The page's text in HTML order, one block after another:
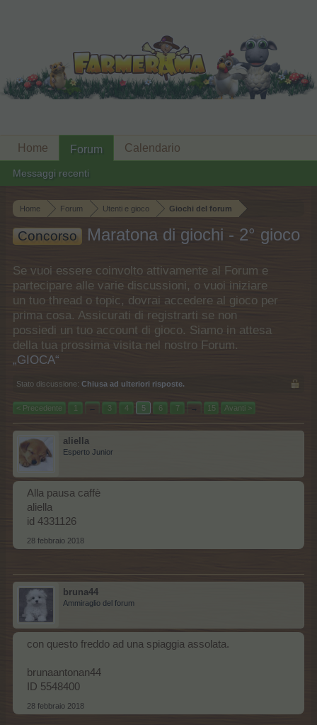
Home Forum Utenti e gioco Giochi del forum
Concorso Maratona di giochi - 2° gioco
Se vuoi essere coinvolto attivamente al Forum e
partecipare alle varie discussioni, o vuoi iniziare
un tuo thread o topic, dovrai accedere al gioco per
prima cosa. Assicurati di registrarti se non
possiedi un tuo account di gioco. Siamo in attesa
della tua prossima visita nel nostro Forum.
„GIOCA“
Stato discussione: Chiusa ad ulteriori risposte.
< Precedente 1 ← 3 4 5 6 7 → 15 Avanti >
aliella
Esperto Junior
Alla pausa caffè
aliella
id 4331126
28 febbraio 2018
bruna44
Ammiraglio del forum
con questo freddo ad una spiaggia assolata.
brunaantonan44
ID 5548400
28 febbraio 2018
Home Forum
Messaggi recenti
Calendario